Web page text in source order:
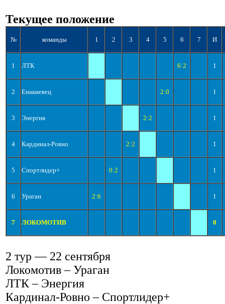
Текущее положение
№ команды 1 2 3 4 5 6 7 И
1 ЛТК 6:2 1
2 Енакиевец 2:0 1
3 Энергия 2:2 1
4 Кардинал-Ровно 2:2 1
5 Спортлидер+ 0:2 1
6 Ураган 2:6 1
7 ЛОКОМОТИВ 0
2 тур — 22 сентября
Локомотив – Ураган
ЛТК – Энергия
Кардинал-Ровно – Спортлидер+